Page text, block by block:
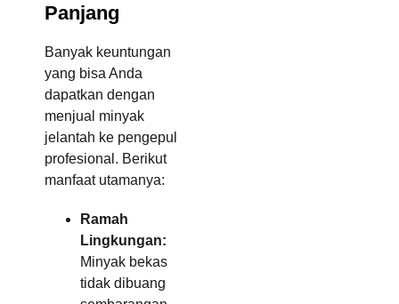
Panjang
Banyak keuntungan
yang bisa Anda
dapatkan dengan
menjual minyak
jelantah ke pengepul
profesional. Berikut
manfaat utamanya:
Ramah
Lingkungan:
Minyak bekas
tidak dibuang